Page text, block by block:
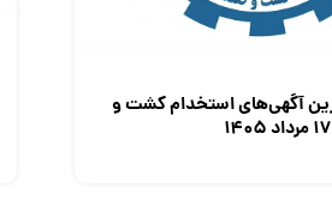
آگهی‌های استخدام کشت و